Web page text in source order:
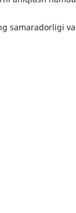
samaradorligi va